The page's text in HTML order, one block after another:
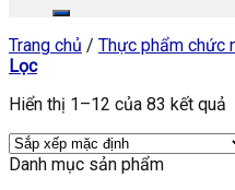
Trang chủ / Thực phẩm chức
Lọc
Hiển thị 1–12 của 83 kết quả
Danh mục sản phẩm